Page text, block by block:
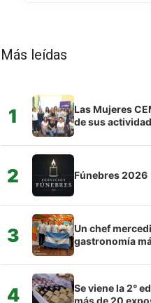
Más leídas
1
Las Mujeres
de sus
2 Fúnebres 2026
3
Un chef
gastronomía
4
Se viene la 2°
más de 20